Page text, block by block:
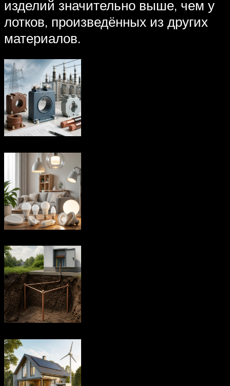
изделий значительно выше, чем у
лотков, произведённых из других
материалов.